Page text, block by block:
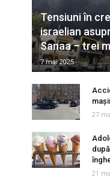
Tensiuni în
israelian
Sanaa – trei
7 mai 2025
27
21